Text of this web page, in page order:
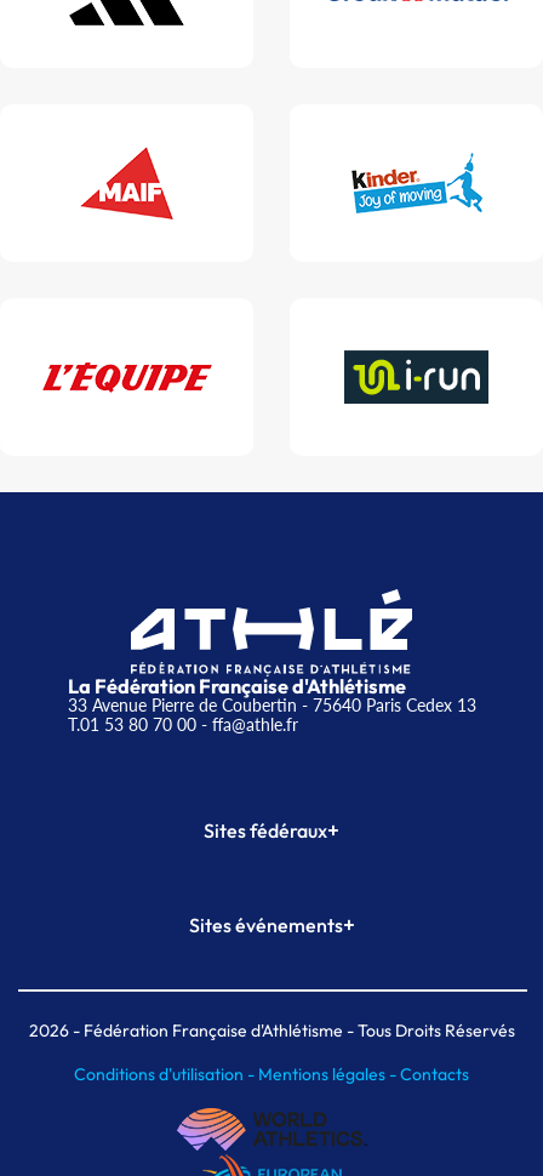
La Fédération Française d'Athlétisme
33 Avenue Pierre de Coubertin - 75640 Paris Cedex 13
T.01 53 80 70 00- ffa@athle.fr
Sites fédéraux+
Plateforme Formation
Sites événements+
Meeting de Paris indoor
MAIF Ekiden de Paris
2026- Fédération Française d'Athlétisme - Tous Droits Réservés
Conditions d'utilisation - Mentions légales -Contacts